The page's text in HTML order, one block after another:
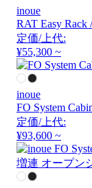
inoue
RAT Easy
定価/上代:
¥55,300 ~
inoue
FO System
定価/上代:
¥93,600 ~